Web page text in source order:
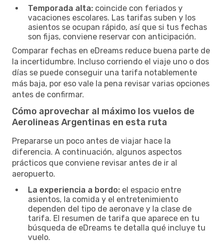
Temporada alta: coincide con feriados y
vacaciones escolares. Las tarifas suben y los
asientos se ocupan rápido, así que si tus fechas
son fijas, conviene reservar con anticipación.
Comparar fechas en eDreams reduce buena parte de
la incertidumbre. Incluso corriendo el viaje uno o dos
días se puede conseguir una tarifa notablemente
más baja, por eso vale la pena revisar varias opciones
antes de confirmar.
Cómo aprovechar al máximo los vuelos de
Aerolineas Argentinas en esta ruta
Prepararse un poco antes de viajar hace la
diferencia. A continuación, algunos aspectos
prácticos que conviene revisar antes de ir al
aeropuerto.
La experiencia a bordo: el espacio entre
asientos, la comida y el entretenimiento
dependen del tipo de aeronave y la clase de
tarifa. El resumen de tarifa que aparece en tu
búsqueda de eDreams te detalla qué incluye tu
vuelo.